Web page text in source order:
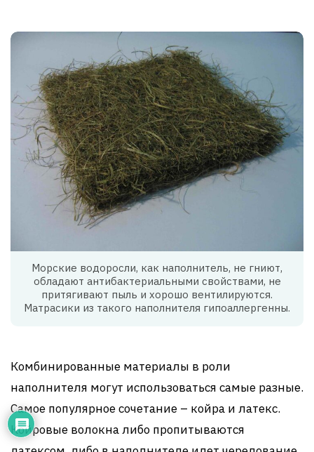
Морские водоросли, как наполнитель, не гниют,
обладают антибактериальными свойствами, не
притягивают пыль и хорошо вентилируются.
Матрасики из такого наполнителя гипоаллергенны.
Комбинированные материалы в роли
наполнителя могут использоваться самые разные.
Самое популярное сочетание – койра и латекс.
Койровые волокна либо пропитываются